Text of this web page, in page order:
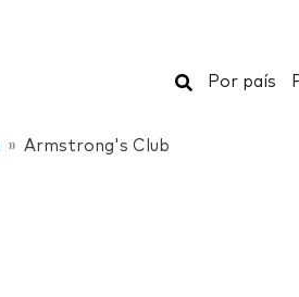
Buscar
Por país
Armstrong's Club